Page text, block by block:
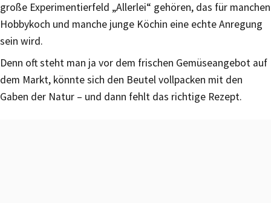
große Experimentierfeld „Allerlei“ gehören, das für manchen
Hobbykoch und manche junge Köchin eine echte Anregung
sein wird.
Denn oft steht man ja vor dem frischen Gemüseangebot auf
dem Markt, könnte sich den Beutel vollpacken mit den
Gaben der Natur – und dann fehlt das richtige Rezept.